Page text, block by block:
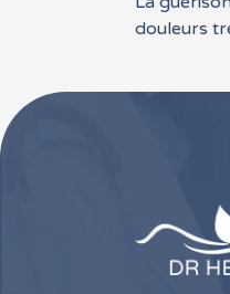
douleurs